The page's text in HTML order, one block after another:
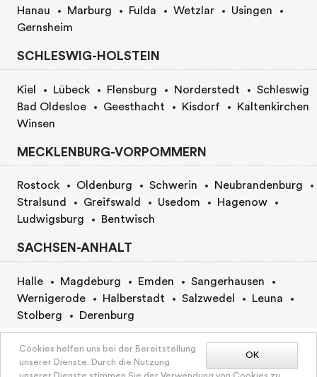
auswählen
Hanau
Marburg Fulda Wetzlar
Usingen
Gernsheim
SCHLESWIG-HOLSTEIN
Kiel Lübeck Flensburg Norderstedt
Schleswig
Bad Oldesloe
Geesthacht Kisdorf
Kaltenkirchen
Winsen
MECKLENBURG-VORPOMMERN
Rostock Oldenburg Schwerin
Neubrandenburg
Stralsund
Greifswald Usedom
Hagenow
Ludwigsburg
Bentwisch
SACHSEN-ANHALT
Halle Magdeburg Emden
Sangerhausen
Wernigerode
Halberstadt Salzwedel
Leuna
Stolberg
Derenburg
BERLIN
OK
Cookies helfen uns bei der Bereitstellung
unserer Dienste. Durch die Nutzung